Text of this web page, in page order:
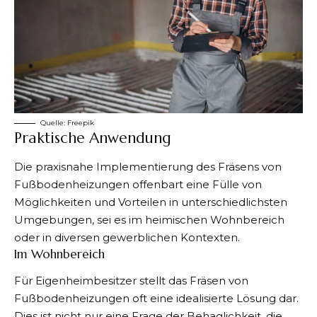
Quelle: Freepik
Praktische Anwendung
Die praxisnahe Implementierung des Fräsens von
Fußbodenheizungen offenbart eine Fülle von
Möglichkeiten und Vorteilen in unterschiedlichsten
Umgebungen, sei es im heimischen Wohnbereich
oder in diversen gewerblichen Kontexten.
Im Wohnbereich
Für Eigenheimbesitzer stellt das Fräsen von
Fußbodenheizungen oft eine idealisierte Lösung dar.